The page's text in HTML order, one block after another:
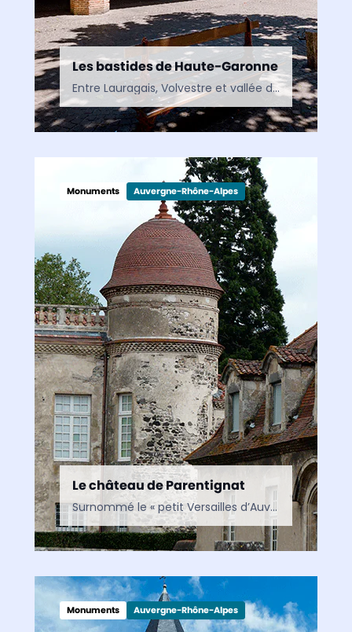
Les bastides de Haute-Garonne
Entre Lauragais, Volvestre et vallée de la Garonne, les bastides de Haute-Garonne racontent l’histoire des villes nouvelles du Moyen Âge. De Revel à Grenade, ces cités de caractère dévoilent un…
Monuments Auvergne-Rhône-Alpes
Le château de Parentignat
Surnommé le « petit Versailles d’Auvergne », le château de Parentignat est l’un des plus beaux châteaux du Puy-de-Dôme. Entre architecture du XVIIIᵉ siècle, mobilier d’exception et prestigieuse galerie de portraits, il…
Monuments Auvergne-Rhône-Alpes